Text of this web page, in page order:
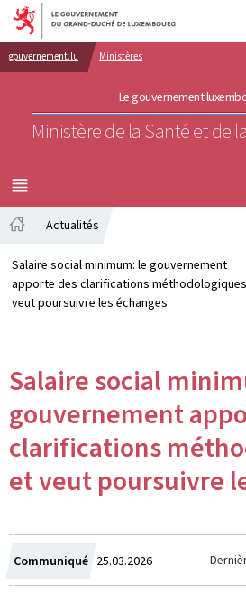
Aller au menu
Aller au contenu
gouvernement.lu Ministères
Le gouvernement
Ministère de la Santé et de
MENU
PRINCIPAL
Actualités
Salaire social minimum: le gouvernement
apporte des clarifications
veut poursuivre les échanges
Salaire social
gouvernement
clarifications
et veut poursuivre
Communiqué Crée
le
25.03.2026